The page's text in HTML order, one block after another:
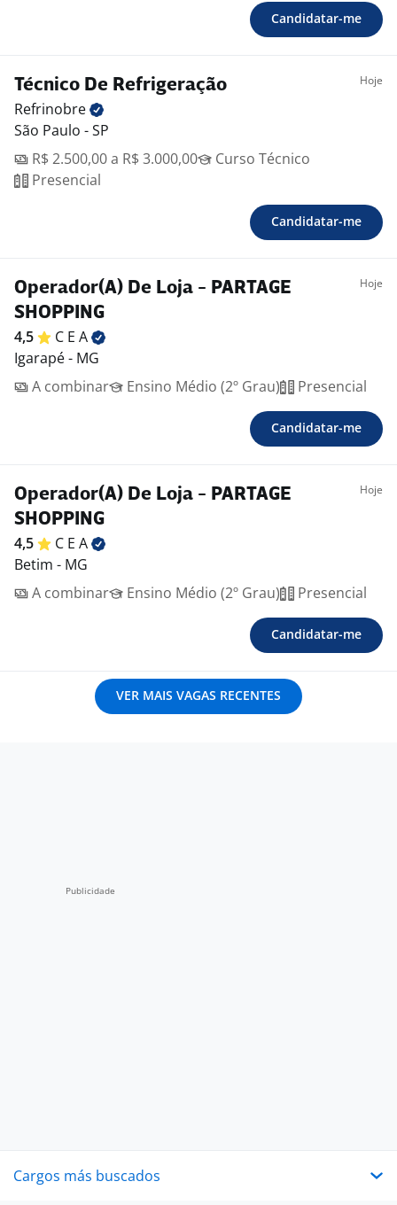
Candidatar-me
Técnico De Refrigeração Hoje
Refrinobre
São Paulo - SP
R$ 2.500,00 a R$ 3.000,00
Curso Técnico
Presencial
Candidatar-me
Operador(A) De Loja - PARTAGE
SHOPPING
Hoje
4,5 C E A
Igarapé - MG
A combinar
Ensino Médio (2º Grau) Presencial
Candidatar-me
Operador(A) De Loja - PARTAGE
SHOPPING
Hoje
4,5 C E A
Betim - MG
A combinar
Ensino Médio (2º Grau) Presencial
Candidatar-me
VER MAIS VAGAS RECENTES
Cargos más buscados